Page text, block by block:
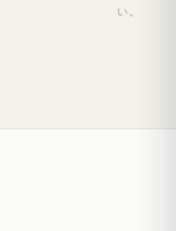
い。